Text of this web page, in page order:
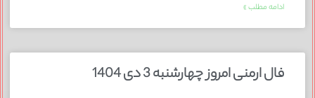
ادامه مطلب »
فال ارمنی امروز چهارشنبه 3 دی 1404